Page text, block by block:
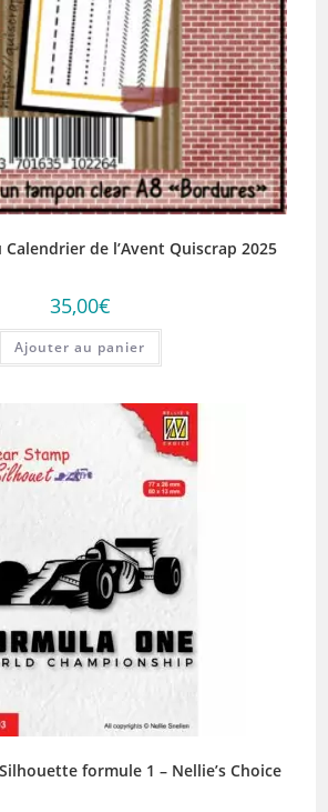
de l’Avent Quiscrap 2025
35,00€
Ajouter au panier
formule 1 – Nellie’s Choice